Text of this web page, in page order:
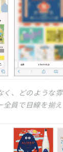
く、どのような
全員で目線を揃